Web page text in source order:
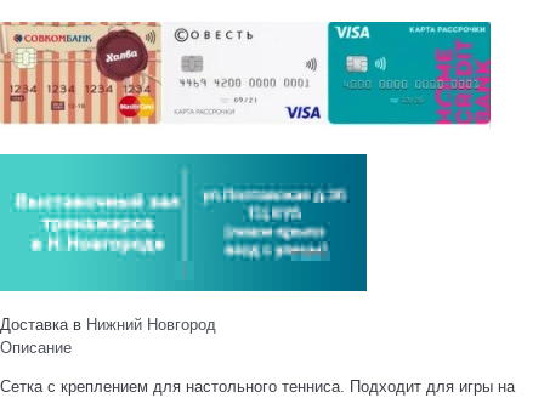
Доставка в Нижний Новгород
Описание
Сетка с креплением для настольного тенниса. Подходит для игры на